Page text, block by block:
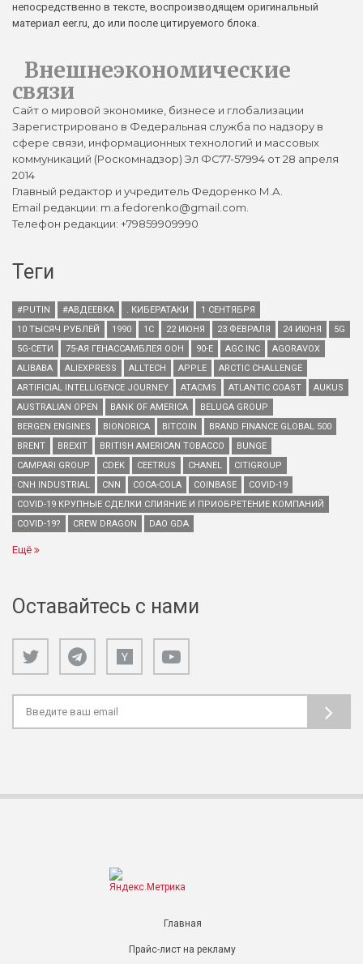
непосредственно в тексте, воспроизводящем оригинальный
материал eer.ru, до или после цитируемого блока.
Внешнеэкономические
связи
Сайт о мировой экономике, бизнесе и глобализации
Зарегистрировано в Федеральная служба по надзору в
сфере связи, информационных технологий и массовых
коммуникаций (Роскомнадзор) Эл ФС77-57994 от 28 апреля
2014
Главный редактор и учредитель Федоренко М.А.
Email редакции: m.a.fedorenko@gmail.com.
Телефон редакции: +79859909990
Теги
#PUTIN #АВДЕЕВКА . КИБЕРАТАКИ
1 СЕНТЯБРЯ
10 ТЫСЯЧ РУБЛЕЙ
1990 1С 22 ИЮНЯ 23 ФЕВРАЛЯ 24 ИЮНЯ
5G
5G-СЕТИ
75-АЯ ГЕНАССАМБЛЕЯ ООН 90-Е AGC INC
AGORAVOX
ALIBABA
ALIEXPRESS ALLTECH APPLE
ARCTIC CHALLENGE
ARTIFICIAL INTELLIGENCE JOURNEY
ATACMS ATLANTIC COAST
AUKUS
AUSTRALIAN OPEN
BANK OF AMERICA
BELUGA GROUP
BERGEN ENGINES
BIONORICA BITCOIN
BRAND FINANCE GLOBAL 500
BRENT
BREXIT BRITISH AMERICAN TOBACCO
BUNGE
CAMPARI GROUP
CDEK CEETRUS CHANEL
CITIGROUP
CNH INDUSTRIAL
CNN COCA-COLA COINBASE
COVID-19
COVID-19 КРУПНЫЕ СДЕЛКИ СЛИЯНИЕ И ПРИОБРЕТЕНИЕ КОМПАНИЙ
COVID-19?
CREW DRAGON DAO GDA
Ещё
Оставайтесь с нами
Главная
Прайс-лист на рекламу